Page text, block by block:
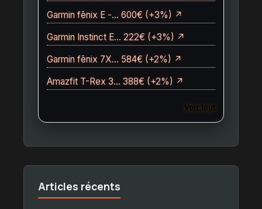
Garmin fēnix E -… 600€ (+3%) ↗
Garmin Instinct E… 222€ (+3%) ↗
Garmin fēnix 7X… 584€ (+2%) ↗
Amazfit T-Rex 3… 388€ (+2%) ↗
Voir tout
Articles récents